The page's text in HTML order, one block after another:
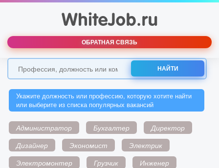
ОБРАТНАЯ СВЯЗЬ
НАЙТИ
Укажите должность или профессию, которую хотите найти
или выберите из списка популярных вакансий
Администратор Бухгалтер
Директор
Дизайнер
Экономист
Электрик
Электромонтер
Грузчик
Инженер